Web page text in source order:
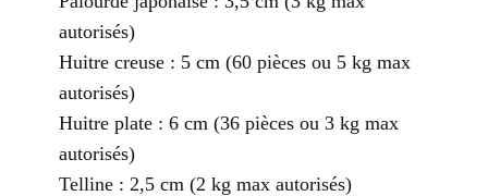
autorisés)
Huitre creuse : 5 cm (60 pièces ou 5 kg max
autorisés)
Huitre plate : 6 cm (36 pièces ou 3 kg max
autorisés)
Telline : 2,5 cm (2 kg max autorisés)